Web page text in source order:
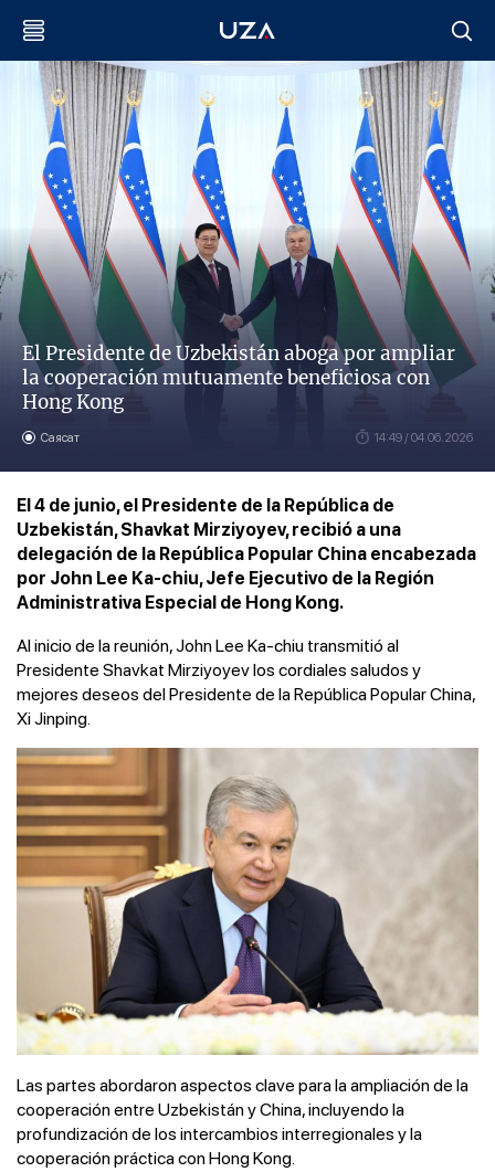
El Presidente de Uzbekistán aboga por ampliar
la cooperación mutuamente beneficiosa con
Hong Kong
Саясат 14:49 / 04.06.2026
El 4 de junio, el Presidente de la República de
Uzbekistán, Shavkat Mirziyoyev, recibió a una
delegación de la República Popular China encabezada
por John Lee Ka-chiu, Jefe Ejecutivo de la Región
Administrativa Especial de Hong Kong.
Al inicio de la reunión, John Lee Ka-chiu transmitió al
Presidente Shavkat Mirziyoyev los cordiales saludos y
mejores deseos del Presidente de la República Popular China,
Xi Jinping.
Las partes abordaron aspectos clave para la ampliación de la
cooperación entre Uzbekistán y China, incluyendo la
profundización de los intercambios interregionales y la
cooperación práctica con Hong Kong.